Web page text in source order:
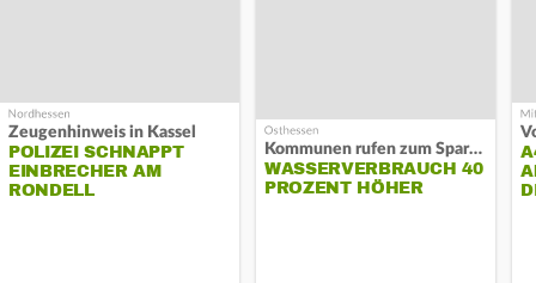
Zeugenhinweis in Kassel
POLIZEI SCHNAPPT
EINBRECHER AM
RONDELL
Kommunen rufen zum Sparen auf
WASSERVERBRAUCH 40
PROZENT HÖHER